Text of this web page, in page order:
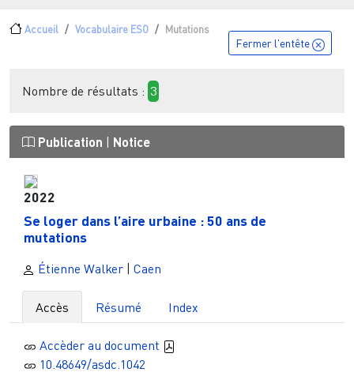
Fil d'Ariane
Accueil Vocabulaire ESO Mutations
Fermer l'entête
Nombre de résultats : 3
Publication Notice
2022
Se loger dans l’aire urbaine : 50 ans de
mutations
Étienne Walker Caen
Accès Résumé Index
Accèder au document
10.48649/asdc.1042